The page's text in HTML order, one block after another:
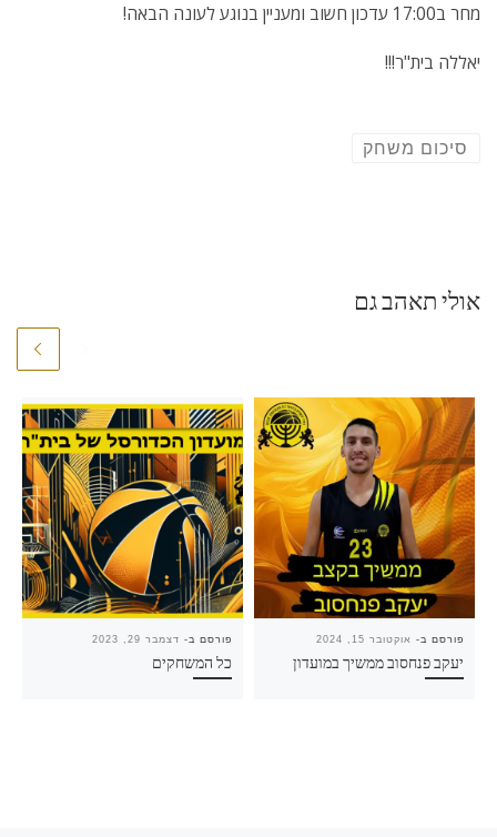
מחר ב17:00 עדכון חשוב ומעניין בנוגע לעונה הבאה!
יאללה בית"ר!!!
סיכום משחק
אולי תאהב גם
פורסם ב- דצמבר 29, 2023
כל המשחקים
פורסם ב- אוקטובר 15, 2024
יעקב פנחסוב ממשיך במועדון